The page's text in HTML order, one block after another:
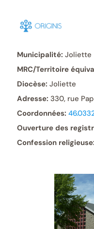
Skip
content
Municipalité: Joliette
MRC/Territoire
Diocèse: Joliette
Adresse: 330, rue
Coordonnées:
Ouverture des
Confession religieuse: